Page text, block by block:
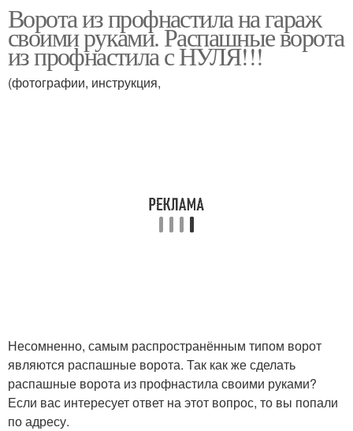
Ворот с профнастила
Ворота из профнастила на гараж
своими руками. Распашные ворота
из профнастила с НУЛЯ!!!
(фотографии, инструкция,
Несомненно, самым распространённым типом ворот
являются распашные ворота. Так как же сделать
распашные ворота из профнастила своими руками?
Если вас интересует ответ на этот вопрос, то вы попали
по адресу.